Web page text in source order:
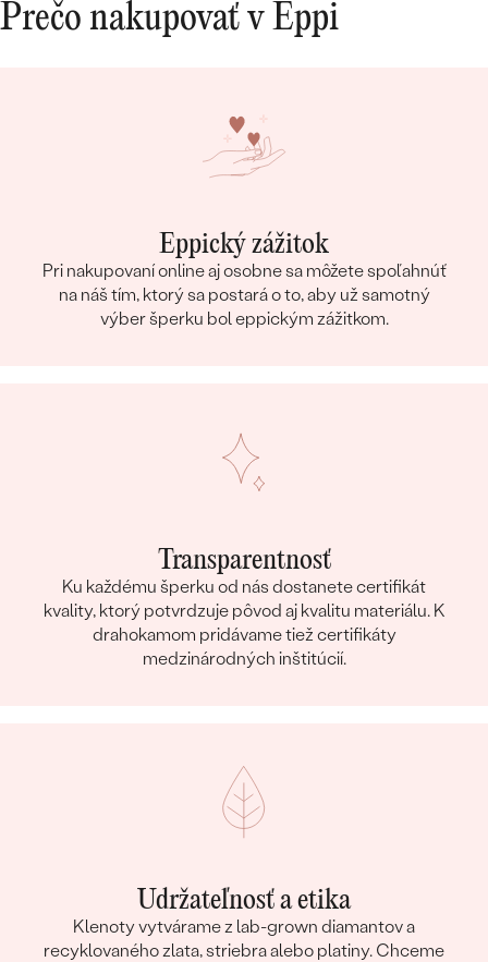
Prečo nakupovať v Eppi
Eppický zážitok
Pri nakupovaní online aj osobne sa môžete spoľahnúť
na náš tím, ktorý sa postará o to, aby už samotný
výber šperku bol eppickým zážitkom.
Transparentnosť
Ku každému šperku od nás dostanete certifikát
kvality, ktorý potvrdzuje pôvod aj kvalitu materiálu. K
drahokamom pridávame tiež certifikáty
medzinárodných inštitúcií.
Udržateľnosť a etika
Klenoty vytvárame z lab-grown diamantov a
recyklovaného zlata, striebra alebo platiny. Chceme